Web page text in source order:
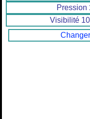
Pression
Visibilité